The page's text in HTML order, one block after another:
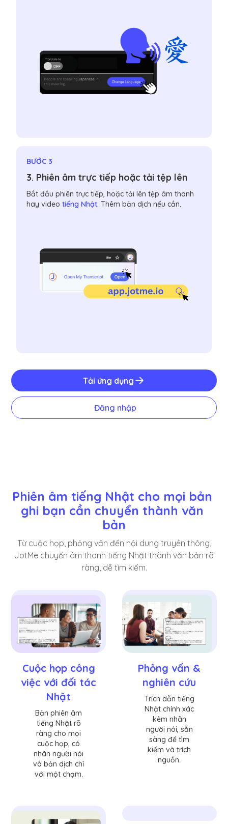
BƯỚC 3
3. Phiên âm trực tiếp hoặc tải tệp lên
Bắt đầu phiên trực tiếp, hoặc tải lên tệp âm thanh
hay videotiếng Nhật. Thêm bản dịch nếu cần.
Tải ứng dụng
Đăng nhập
Phiên âm tiếng Nhật cho mọi bản
ghi bạn cần chuyển thành văn
bản
Từ cuộc họp, phỏng vấn đến nội dung truyền thông,
JotMe chuyển âm thanh tiếng Nhật thành văn bản rõ
ràng, dễ tìm kiếm.
Cuộc họp công
việc với đối tác
Nhật
Bản phiên âm
tiếng Nhật rõ
ràng cho mọi
cuộc họp, có
nhãn người nói
và bản dịch chỉ
với một chạm.
Phỏng vấn &
nghiên cứu
Trích dẫn tiếng
Nhật chính xác
kèm nhãn
người nói, sẵn
sàng để tìm
kiếm và trích
nguồn.